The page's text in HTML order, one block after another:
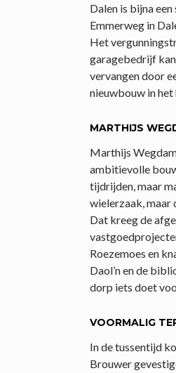
Dalen is bijna
Emmerweg in
Het
garagebedrijf
vervangen door
nieuwbouw in het
MARTHIJS
Marthijs
ambitievolle
tijdrijden, maar
wielerzaak, maar
Dat kreeg de
Roezemoes en
Daol’n en de
dorp iets doet
VOORMALIG
In de tussentijd
Brouwer